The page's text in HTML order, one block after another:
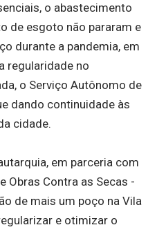
o abastecimento
de esgoto não pararam e
durante a pandemia, em
regularidade no
o Serviço Autônomo de
dando continuidade às
cidade.
em parceria com
Obras Contra as Secas -
de mais um poço na Vila
e otimizar o